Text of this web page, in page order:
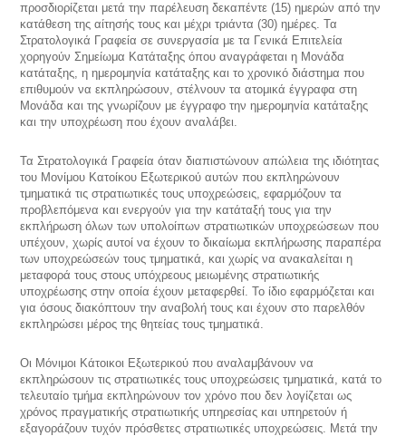
προσδιορίζεται μετά την παρέλευση δεκαπέντε (15) ημερών από την
κατάθεση της αίτησής τους και μέχρι τριάντα (30) ημέρες. Τα
Στρατολογικά Γραφεία σε συνεργασία με τα Γενικά Επιτελεία
χορηγούν Σημείωμα Κατάταξης όπου αναγράφεται η Μονάδα
κατάταξης, η ημερομηνία κατάταξης και το χρονικό διάστημα που
επιθυμούν να εκπληρώσουν, στέλνουν τα ατομικά έγγραφα στη
Μονάδα και της γνωρίζουν με έγγραφο την ημερομηνία κατάταξης
και την υποχρέωση που έχουν αναλάβει.
Τα Στρατολογικά Γραφεία όταν διαπιστώνουν απώλεια της ιδιότητας
του Μονίμου Κατοίκου Εξωτερικού αυτών που εκπληρώνουν
τμηματικά τις στρατιωτικές τους υποχρεώσεις, εφαρμόζουν τα
προβλεπόμενα και ενεργούν για την κατάταξή τους για την
εκπλήρωση όλων των υπολοίπων στρατιωτικών υποχρεώσεων που
υπέχουν, χωρίς αυτοί να έχουν το δικαίωμα εκπλήρωσης παραπέρα
των υποχρεώσεών τους τμηματικά, και χωρίς να ανακαλείται η
μεταφορά τους στους υπόχρεους μειωμένης στρατιωτικής
υποχρέωσης στην οποία έχουν μεταφερθεί. Το ίδιο εφαρμόζεται και
για όσους διακόπτουν την αναβολή τους και έχουν στο παρελθόν
εκπληρώσει μέρος της θητείας τους τμηματικά.
Οι Μόνιμοι Κάτοικοι Εξωτερικού που αναλαμβάνουν να
εκπληρώσουν τις στρατιωτικές τους υποχρεώσεις τμηματικά, κατά το
τελευταίο τμήμα εκπληρώνουν τον χρόνο που δεν λογίζεται ως
χρόνος πραγματικής στρατιωτικής υπηρεσίας και υπηρετούν ή
εξαγοράζουν τυχόν πρόσθετες στρατιωτικές υποχρεώσεις. Μετά την